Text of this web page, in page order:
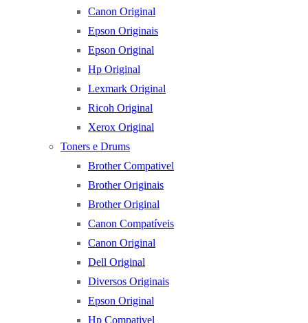
Canon Original
Epson Originais
Epson Original
Hp Original
Lexmark Original
Ricoh Original
Xerox Original
Toners e Drums
Brother Compativel
Brother Originais
Brother Original
Canon Compatíveis
Canon Original
Dell Original
Diversos Originais
Epson Original
Hp Compativel